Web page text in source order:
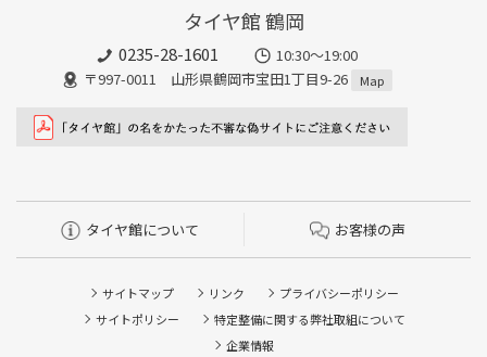
タイヤ館 鶴岡
0235-28-1601
10:30～19:00
〒997-0011 山形県鶴岡市宝田1丁目9-26
Map
タイヤ館について お客様の声
サイトマップ リンク
プライバシーポリシー
サイトポリシー
特定整備に関する弊社取組について
企業情報